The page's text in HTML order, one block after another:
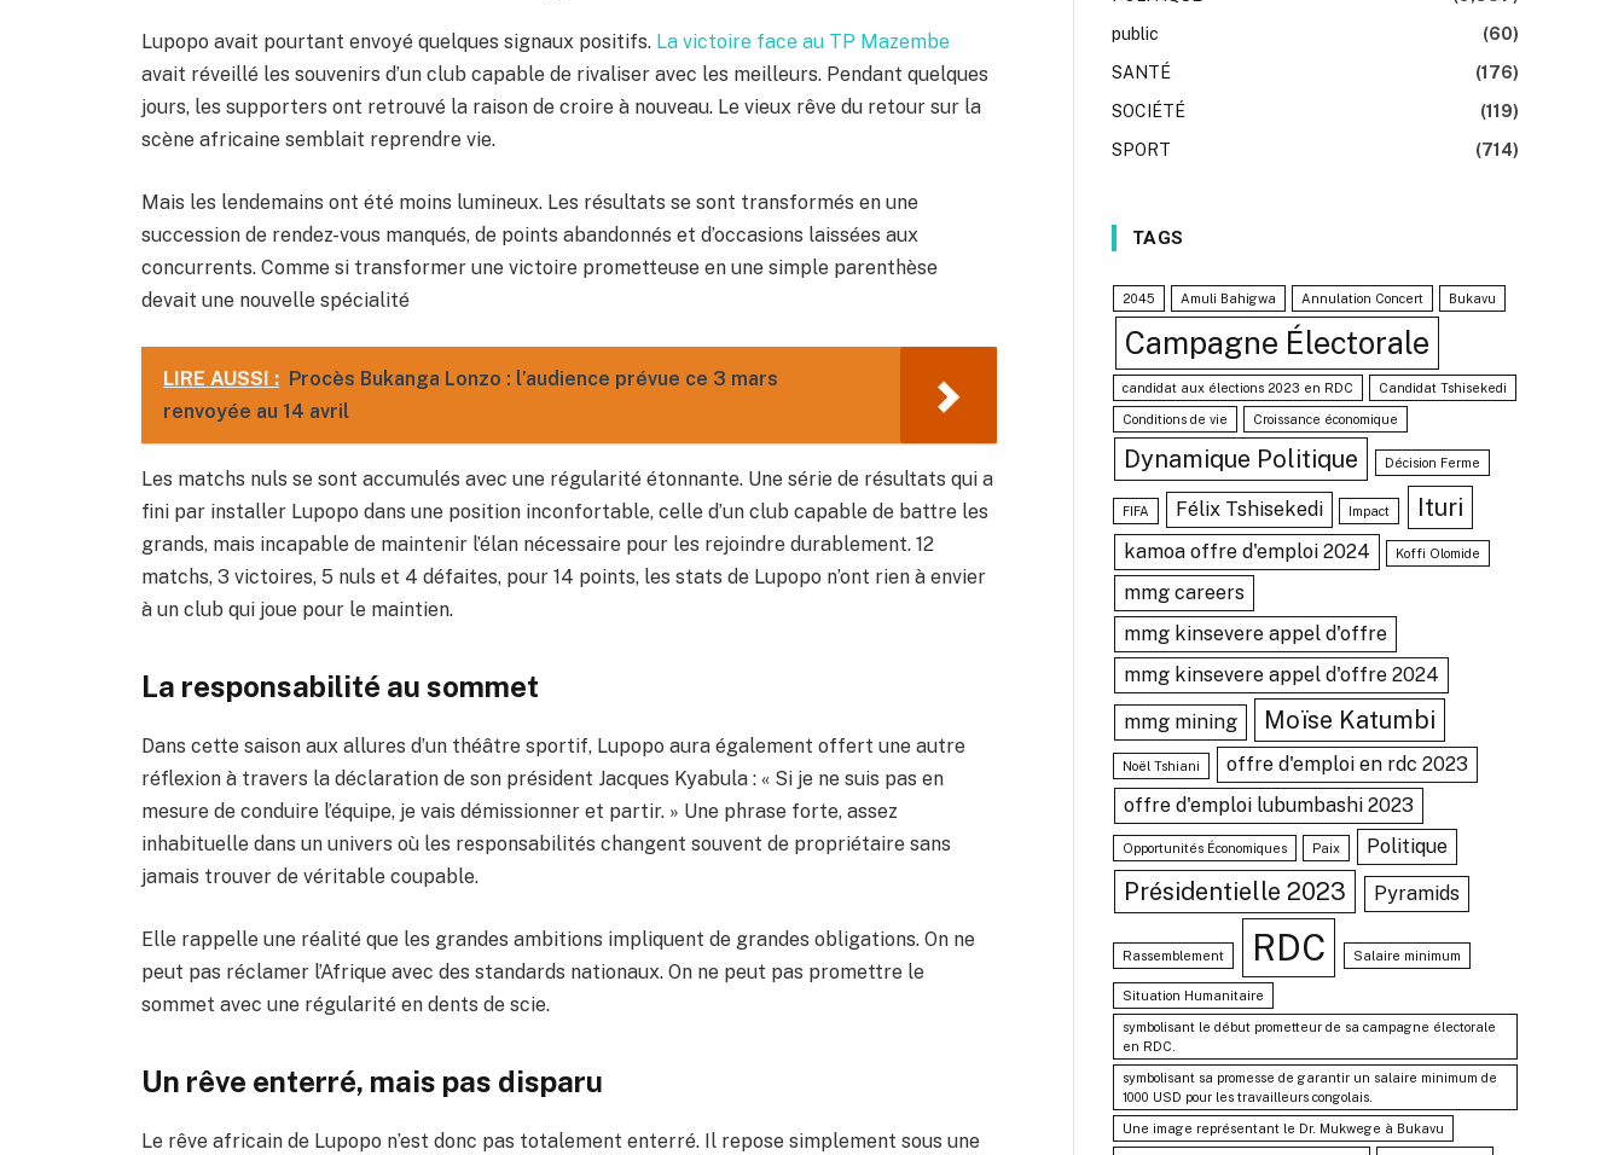
Lupopo avait pourtant envoyé quelques signaux positifs. La victoire face au TP Mazembe
avait réveillé les souvenirs d’un club capable de rivaliser avec les meilleurs. Pendant quelques
jours, les supporters ont retrouvé la raison de croire à nouveau. Le vieux rêve du retour sur la
scène africaine semblait reprendre vie.
Mais les lendemains ont été moins lumineux. Les résultats se sont transformés en une
succession de rendez-vous manqués, de points abandonnés et d’occasions laissées aux
concurrents. Comme si transformer une victoire prometteuse en une simple parenthèse
devait une nouvelle spécialité
LIRE AUSSI : Procès Bukanga Lonzo : l’audience prévue ce 3 mars
renvoyée au 14 avril
Les matchs nuls se sont accumulés avec une régularité étonnante. Une série de résultats qui a
fini par installer Lupopo dans une position inconfortable, celle d’un club capable de battre les
grands, mais incapable de maintenir l’élan nécessaire pour les rejoindre durablement. 12
matchs, 3 victoires, 5 nuls et 4 défaites, pour 14 points, les stats de Lupopo n’ont rien à envier
à un club qui joue pour le maintien.
La responsabilité au sommet
Dans cette saison aux allures d’un théâtre sportif, Lupopo aura également offert une autre
réflexion à travers la déclaration de son président Jacques Kyabula : « Si je ne suis pas en
mesure de conduire l’équipe, je vais démissionner et partir. » Une phrase forte, assez
inhabituelle dans un univers où les responsabilités changent souvent de propriétaire sans
jamais trouver de véritable coupable.
Elle rappelle une réalité que les grandes ambitions impliquent de grandes obligations. On ne
peut pas réclamer l’Afrique avec des standards nationaux. On ne peut pas promettre le
sommet avec une régularité en dents de scie.
Un rêve enterré, mais pas disparu
Le rêve africain de Lupopo n’est donc pas totalement enterré. Il repose simplement sous une
public
(60)
SANTÉ
(176)
SOCIÉTÉ
(119)
SPORT
(714)
TAGS
2045 Amuli Bahigwa Annulation Concert Bukavu
Campagne Électorale
candidat aux élections 2023 en RDC Candidat Tshisekedi
Conditions de vie Croissance économique
Dynamique Politique Décision Ferme
FIFA Félix Tshisekedi Impact Ituri
kamoa offre d'emploi 2024 Koffi Olomide
mmg careers
mmg kinsevere appel d'offre
mmg kinsevere appel d'offre 2024
mmg mining Moïse Katumbi
Noël Tshiani
offre d'emploi en rdc 2023
offre d'emploi lubumbashi 2023
Opportunités Économiques Paix Politique
Présidentielle 2023 Pyramids
Rassemblement RDC Salaire minimum
Situation Humanitaire
symbolisant le début prometteur de sa campagne électorale
en RDC.
symbolisant sa promesse de garantir un salaire minimum de
1000 USD pour les travailleurs congolais.
Une image représentant le Dr. Mukwege à Bukavu